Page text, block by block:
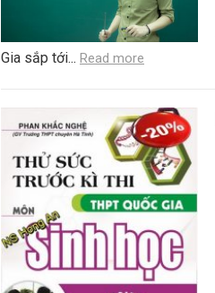
Gia sắp tới... Read more